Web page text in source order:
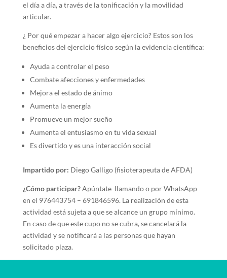
el día a día, a través de la tonificación y la movilidad
articular.
¿ Por qué empezar a hacer algo ejercicio? Estos son los
beneficios del ejercicio físico según la evidencia científica:
Ayuda a controlar el peso
Combate afecciones y enfermedades
Mejora el estado de ánimo
Aumenta la energía
Promueve un mejor sueño
Aumenta el entusiasmo en tu vida sexual
Es divertido y es una interacción social
Impartido por: Diego Galligo (fisioterapeuta de AFDA)
¿Cómo participar?Apúntate llamando o por WhatsApp
en el 976443754 – 691846596. La realización de esta
actividad está sujeta a que se alcance un grupo mínimo.
En caso de que este cupo no se cubra, se cancelará la
actividad y se notificará a las personas que hayan
solicitado plaza.